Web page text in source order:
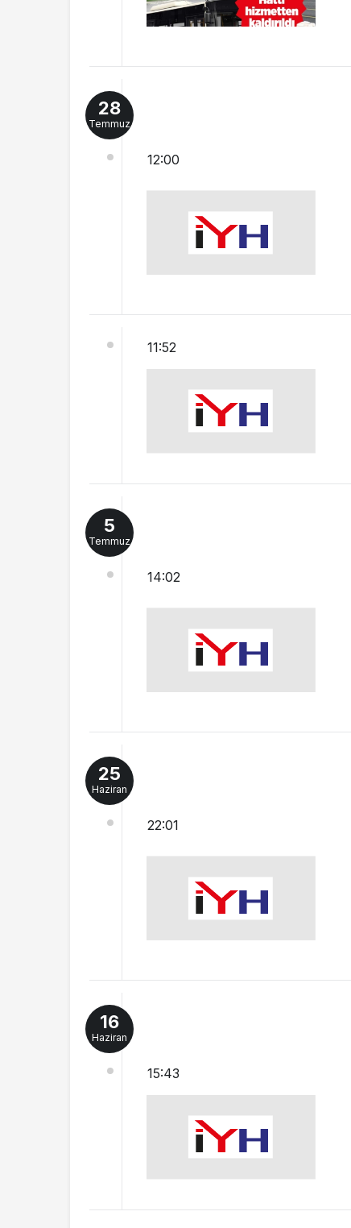
28
Temmuz
12:00
11:52
5
Temmuz
14:02
25
Haziran
22:01
16
Haziran
15:43